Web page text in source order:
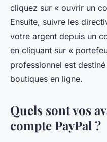
cliquez sur « ouvrir un
Ensuite, suivre les
votre argent depuis un
en cliquant sur «
professionnel est
boutiques en ligne.
Quels sont vos
compte PayPal ?